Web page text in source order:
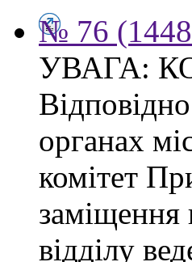
№ 76
УВАГА:
органах
комітет
заміщення
відділу